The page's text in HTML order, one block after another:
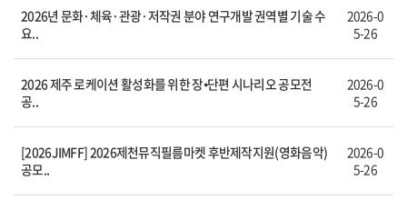
2026년 문화·체육·관광·저작권 분야 연구개발 권역별 기술 수
요..
2026-0
5-26
2026 제주 로케이션 활성화를 위한 장⦁단편 시나리오 공모전
공..
2026-0
5-26
[2026JIMFF] 2026제천뮤직필름마켓 후반제작지원(영화음악)
공모..
2026-0
5-26